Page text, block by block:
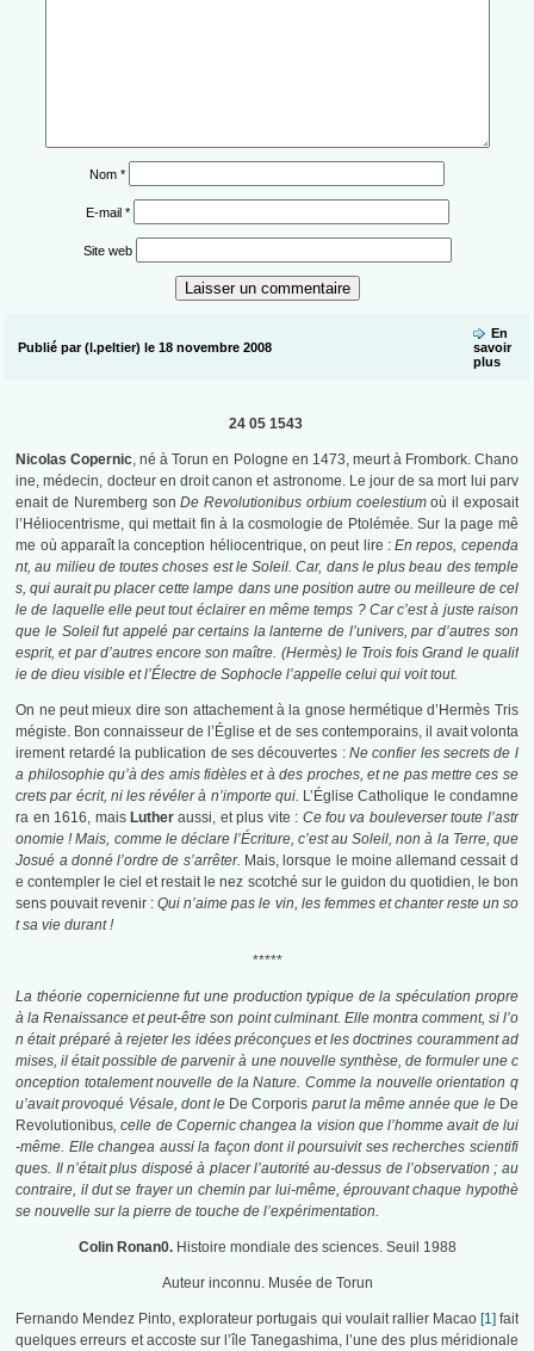
Nom *
E-mail *
Site web
Publié par (l.peltier) le 18 novembre 2008
En
savoir
plus
24 05 1543
Nicolas Copernic, né à Torun en Pologne en 1473, meurt à Frombork. Chano
ine, médecin, docteur en droit canon et astronome. Le jour de sa mort lui parv
enait de Nuremberg sonDe Revolutionibus orbium coelestiumoù il exposait
l’Héliocentrisme, qui mettait fin à la cosmologie de Ptolémée.Sur la page mê
me où apparaît la conception héliocentrique, on peut lire :En repos, cependa
nt, au milieu de toutes choses est le Soleil. Car, dans le plus beau des temple
s, qui aurait pu placer cette lampe dans une position autre ou meilleure de cel
le de laquelle elle peut tout éclairer en même temps ? Car c’est à juste raison
que le Soleil fut appelé par certains la lanterne de l’univers, par d’autres son
esprit, et par d’autres encore son maître. (Hermès) le Trois fois Grand le qualif
ie de dieu visible et l’Électre de Sophocle l’appelle celui qui voit tout.
On ne peut mieux dire son attachement à la gnose hermétique d’Hermès Tris
mégiste. Bon connaisseur de l’Église et de ses contemporains, il avait volonta
irement retardé la publication de ses découvertes :Ne confier les secrets de l
a philosophie qu’à des amis fidèles et à des proches, et ne pas mettre ces se
crets par écrit, ni les révéler à n’importe qui. L’Église Catholique le condamne
ra en 1616, mais Luther aussi, et plus vite : Ce fou va bouleverser toute l’astr
onomie ! Mais, comme le déclare l’Écriture, c’est au Soleil, non à la Terre, que
Josué a donné l’ordre de s’arrêter. Mais, lorsque le moine allemand cessait d
e contempler le ciel et restait le nez scotché sur le guidon du quotidien, le bon
sens pouvait revenir :Qui n’aime pas le vin, les femmes et chanter reste un so
t sa vie durant !
*****
La théorie copernicienne fut une production typique de la spéculation propre
à la Renaissance et peut-être son point culminant. Elle montra comment, si l’o
n était préparé à rejeter les idées préconçues et les doctrines couramment ad
mises, il était possible de parvenir à une nouvelle synthèse, de formuler une c
onception totalement nouvelle de la Nature. Comme la nouvelle orientation q
u’avait provoqué Vésale, dont le De Corporis parut la même année que le De
Revolutionibus, celle de Copernic changea la vision que l’homme avait de lui
-même. Elle changea aussi la façon dont il poursuivit ses recherches scientifi
ques. Il n’était plus disposé à placer l’autorité au-dessus de l’observation ; au
contraire, il dut se frayer un chemin par lui-même, éprouvant chaque hypothè
se nouvelle sur la pierre de touche de l’expérimentation.
Colin Ronan0.Histoire mondiale des sciences. Seuil 1988
Auteur inconnu. Musée de Torun
Fernando Mendez Pinto, explorateur portugais qui voulait rallier Macao [1] fait
quelques erreurs et accoste sur l’île Tanegashima, l’une des plus méridionale